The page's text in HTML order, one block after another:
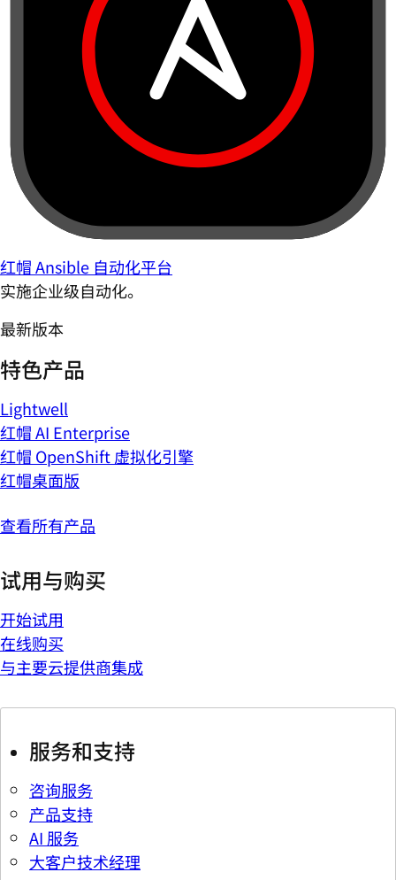
红帽 Ansible 自动化平台
实施企业级自动化。
最新版本
特色产品
Lightwell
红帽 AI Enterprise
红帽 OpenShift 虚拟化引擎
红帽桌面版
查看所有产品
试用与购买
开始试用
在线购买
与主要云提供商集成
服务和支持
咨询服务
产品支持
AI 服务
大客户技术经理